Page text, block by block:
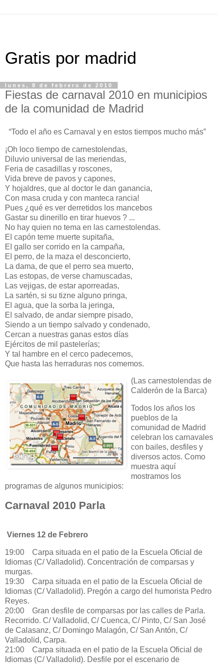
Gratis por madrid
lunes, 8 de febrero de 2010
Fiestas de carnaval 2010 en municipios
de la comunidad de Madrid
“Todo el año es Carnaval y en estos tiempos mucho más”
¡Oh loco tiempo de carnestolendas,
Diluvio universal de las meriendas,
Feria de casadillas y roscones,
Vida breve de pavos y capones,
Y hojaldres, que al doctor le dan ganancia,
Con masa cruda y con manteca rancia!
Pues ¿qué es ver derretidos los mancebos
Gastar su dinerillo en tirar huevos ? ...
No hay quien no tema en las carnestolendas.
El capón teme muerte supitaña,
El gallo ser corrido en la campaña,
El perro, de la maza el desconcierto,
La dama, de que el perro sea muerto,
Las estopas, de verse chamuscadas,
Las vejigas, de estar aporreadas,
La sartén, si su tizne alguno pringa,
El agua, que la sorba la jeringa,
El salvado, de andar siempre pisado,
Siendo a un tiempo salvado y condenado,
Cercan a nuestras ganas estos días
Ejércitos de mil pastelerías;
Y tal hambre en el cerco padecemos,
Que hasta las herraduras nos comemos.
(Las carnestolendas de
Calderón de la Barca)
Todos los años los
pueblos de la
comunidad de Madrid
celebran los carnavales
con bailes, desfiles y
diversos actos. Como
muestra aquí
mostramos los
programas de algunos municipios:
Carnaval 2010 Parla
Viernes 12 de Febrero
19:00 Carpa situada en el patio de la Escuela Oficial de
Idiomas (C/ Valladolid). Concentración de comparsas y
murgas.
19:30 Carpa situada en el patio de la Escuela Oficial de
Idiomas (C/ Valladolid). Pregón a cargo del humorista Pedro
Reyes.
20:00 Gran desfile de comparsas por las calles de Parla.
Recorrido. C/ Valladolid, C/ Cuenca, C/ Pinto, C/ San José
de Calasanz, C/ Domingo Malagón, C/ San Antón, C/
Valladolid, Carpa.
21:00 Carpa situada en el patio de la Escuela Oficial de
Idiomas (C/ Valladolid). Desfile por el escenario de